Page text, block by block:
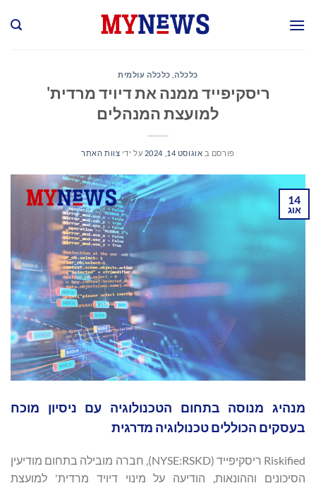
כלכלה, כלכלה עולמית
ריסקיפייד ממנה את דיויד מרדית'
למועצת המנהלים
פורסם ב אוגוסט 14, 2024 על ידי צוות האתר
14
אוג
מנהיג מנוסה בתחום הטכנולוגיה עם ניסיון מוכח
בעסקים הכוללים טכנולוגיה מדרגית
Riskified ריסקיפייד (NYSE:RSKD), חברה מובילה בתחום מודיעין
הסיכונים וההונאות, הודיעה על מינוי דיויד מרדית' למועצת